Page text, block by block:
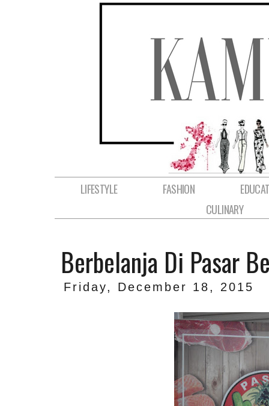
LIFESTYLE FASHION
CULINARY
Berbelanja Di Pasar
Friday, December 18, 2015